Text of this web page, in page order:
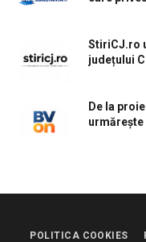
StiriCJ.ro
județului
De la
POLITICA COOKIES